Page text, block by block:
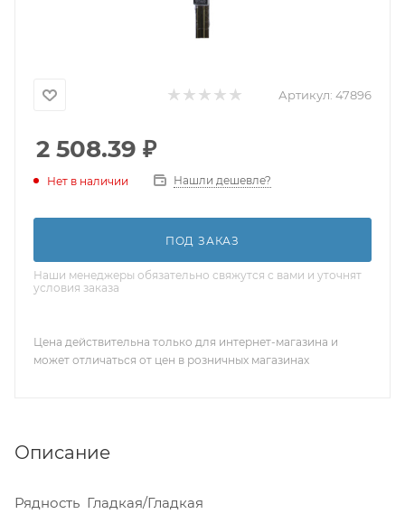
Артикул: 47896
2 508.39 ₽
Нет в наличии Нашли дешевле?
ПОД ЗАКАЗ
Наши менеджеры обязательно свяжутся с вами и уточнят
условия заказа
Цена действительна только для интернет-магазина и
может отличаться от цен в розничных магазинах
Описание
Рядность Гладкая/Гладкая